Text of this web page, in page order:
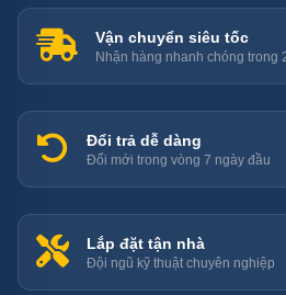
OptiSpace10 cung cấp không gian
của gia đình
Thiết kế âm toàn phần
Máy rửa bát này được thiết kế
điều khiển nằm trên mép cửa,
Vận chuyển siêu tốc
Nhận hàng nhanh chóng trong
Đổi trả dễ dàng
Đổi mới trong vòng 7 ngày đầu
Lắp đặt tận nhà
Đội ngũ kỹ thuật chuyên nghiệp